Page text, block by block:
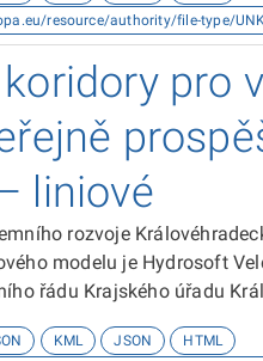
resource/authority/file-type/
pro
liniové
rozvoje
modelu je Hydrosoft
řádu Krajského úřadu
KML JSON
HTML